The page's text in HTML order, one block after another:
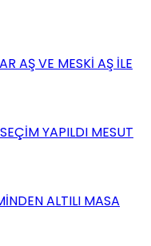
AŞ VE MESKİ AŞ İLE
YAPILDI MESUT
ALTILI MASA